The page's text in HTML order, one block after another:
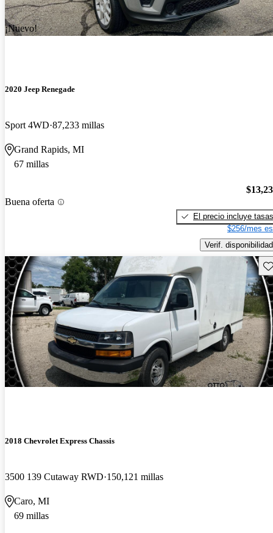
¡Nuevo!
2020 Jeep Renegade
Sport 4WD 87,233 millas
Grand Rapids, MI
67 millas
Buena oferta
El precio incluye tasas
$256/mes
Verif. disponibilidad
2018 Chevrolet Express Chassis
3500 139 Cutaway RWD 150,121 millas
Caro, MI
69 millas